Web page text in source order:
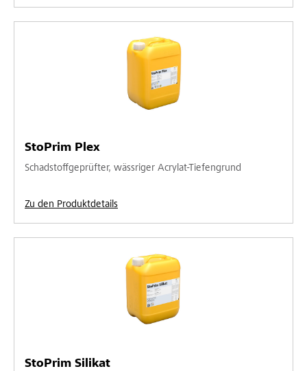
StoPrim Plex
Schadstoffgeprüfter, wässriger Acrylat-Tiefengrund
Zu den Produktdetails
StoPrim Silikat